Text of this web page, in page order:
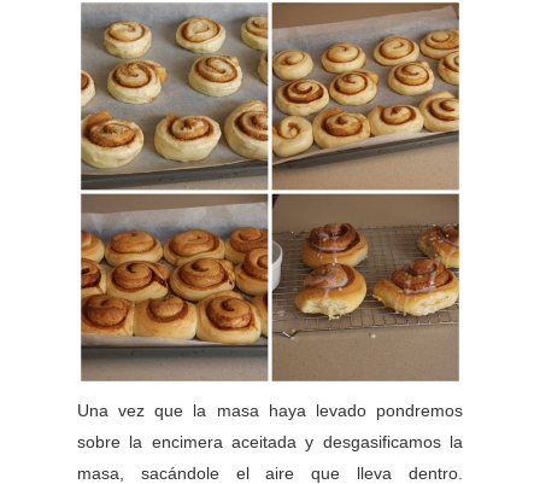
Una vez que la masa haya levado pondremos
sobre la encimera aceitada y desgasificamos la
masa, sacándole el aire que lleva dentro.